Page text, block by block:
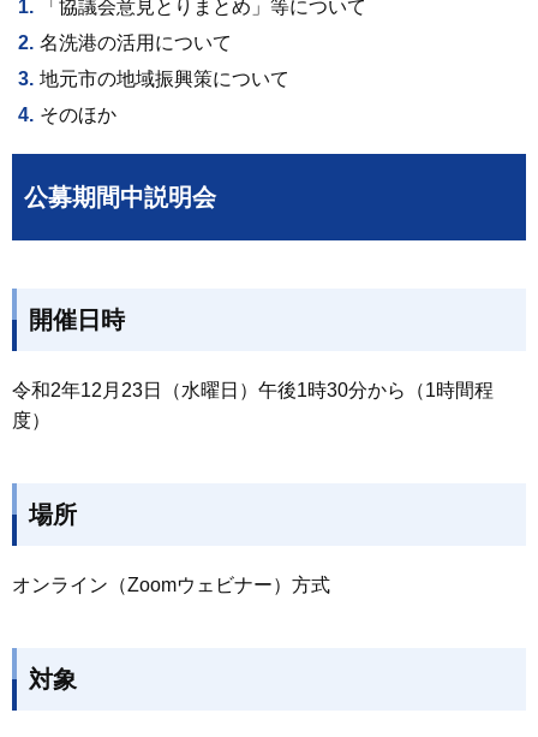
「協議会意見とりまとめ」等について
名洗港の活用について
地元市の地域振興策について
そのほか
公募期間中説明会
開催日時
令和2年12月23日（水曜日）午後1時30分から（1時間程
度）
場所
オンライン（Zoomウェビナー）方式
対象